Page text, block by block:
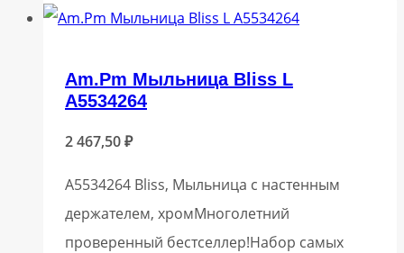
Am.Pm Мыльница Bliss L
A5534264
2 467,50₽
A5534264 Bliss, Мыльница с настенным
держателем, хромМноголетний
проверенный бестселлер!Набор самых